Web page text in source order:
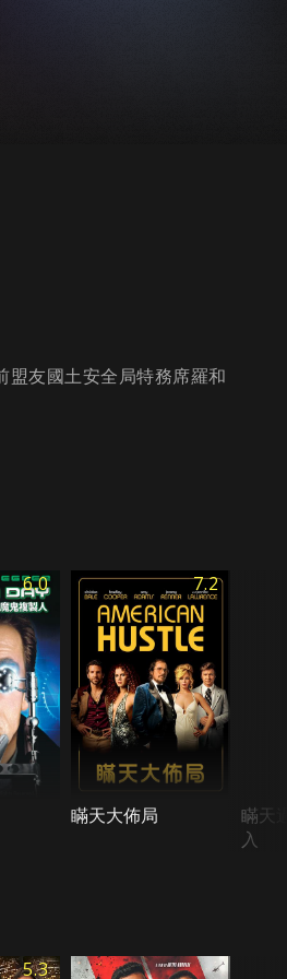
盟友國土安全局特務席羅和
6.0 7.2
瞞天大佈局
瞞天
入
5.3